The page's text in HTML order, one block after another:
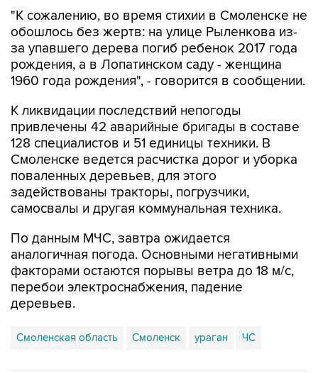
"К сожалению, во время стихии в Смоленске не
обошлось без жертв: на улице Рыленкова из-
за упавшего дерева погиб ребенок 2017 года
рождения, а в Лопатинском саду - женщина
1960 года рождения", - говорится в сообщении.
К ликвидации последствий непогоды
привлечены 42 аварийные бригады в составе
128 специалистов и 51 единицы техники. В
Смоленске ведется расчистка дорог и уборка
поваленных деревьев, для этого
задействованы тракторы, погрузчики,
самосвалы и другая коммунальная техника.
По данным МЧС, завтра ожидается
аналогичная погода. Основными негативными
факторами остаются порывы ветра до 18 м/с,
перебои электроснабжения, падение
деревьев.
Смоленская область Смоленск ураган ЧС